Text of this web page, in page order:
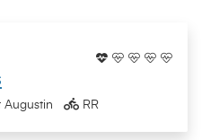
Augustin RR